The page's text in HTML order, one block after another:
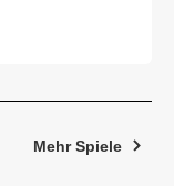
Mehr Spiele